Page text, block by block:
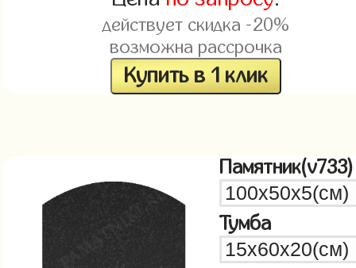
действует скидка -20%
возможна рассрочка
Купить в 1 клик
Памятник(v733)
Тумба